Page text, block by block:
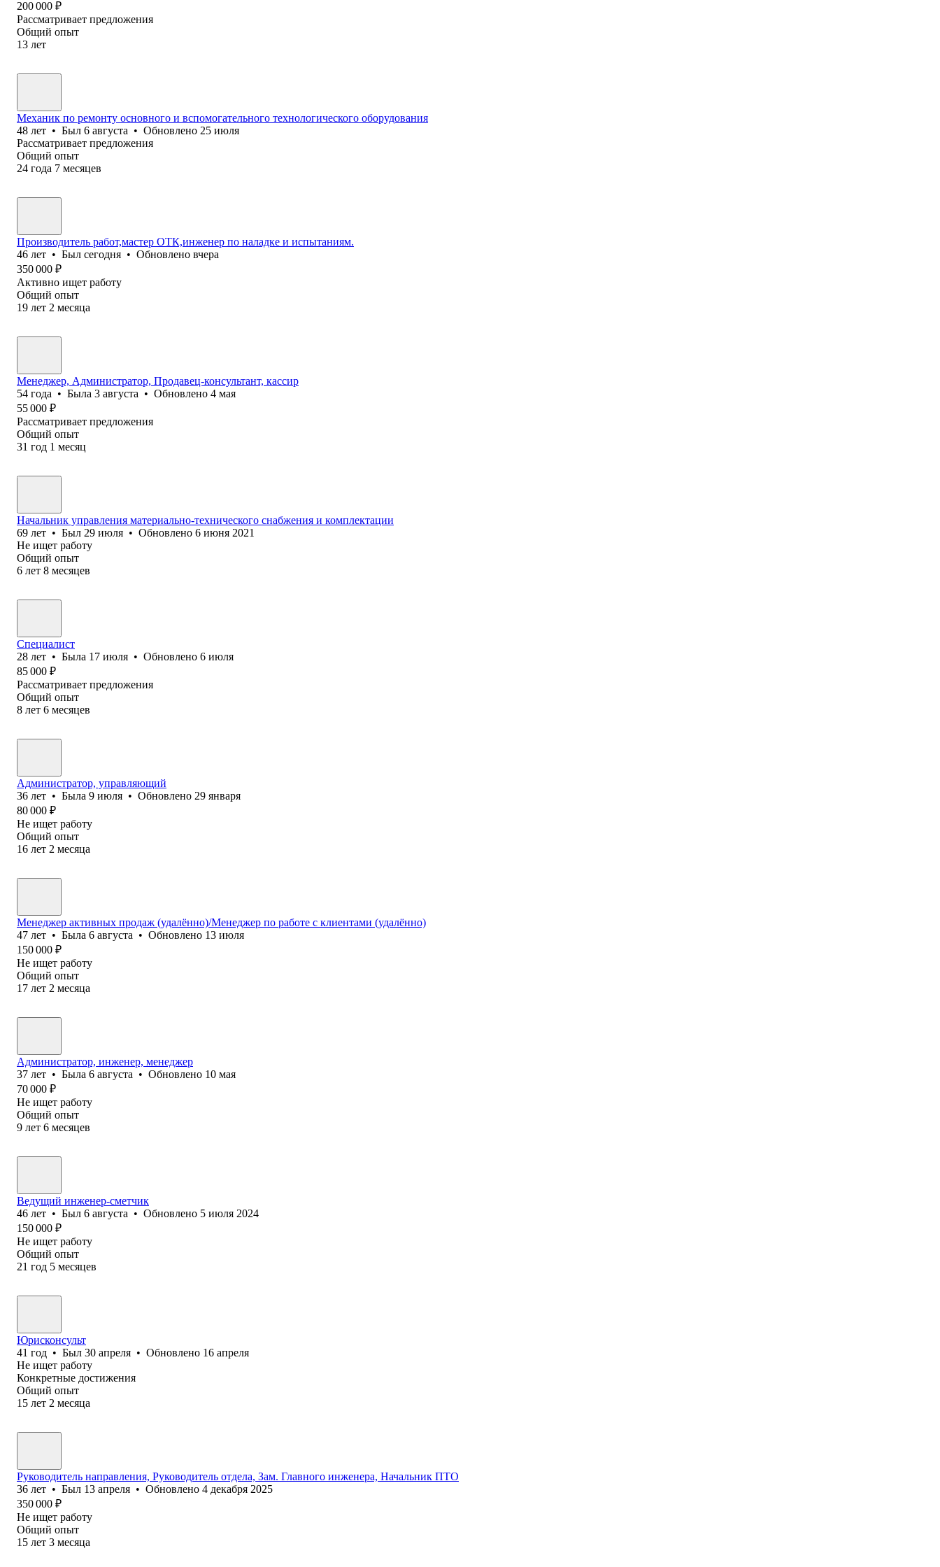
200 000 ₽
Рассматривает предложения
Общий опыт
13 лет
Механик по ремонту основного и вспомогательного технологического оборудования
48 лет • Был 6 августа • Обновлено 25 июля
Рассматривает предложения
Общий опыт
24 года 7 месяцев
Производитель работ,мастер ОТК,инженер по наладке и испытаниям.
46 лет • Был сегодня • Обновлено вчера
350 000 ₽
Активно ищет работу
Общий опыт
19 лет 2 месяца
Менеджер, Администратор, Продавец-консультант, кассир
54 года • Была 3 августа • Обновлено 4 мая
55 000 ₽
Рассматривает предложения
Общий опыт
31 год 1 месяц
Начальник управления материально-технического снабжения и комплектации
69 лет • Был 29 июля • Обновлено 6 июня 2021
Не ищет работу
Общий опыт
6 лет 8 месяцев
Специалист
28 лет • Была 17 июля • Обновлено 6 июля
85 000 ₽
Рассматривает предложения
Общий опыт
8 лет 6 месяцев
Администратор, управляющий
36 лет • Была 9 июля • Обновлено 29 января
80 000 ₽
Не ищет работу
Общий опыт
16 лет 2 месяца
Менеджер активных продаж (удалённо)/Менеджер по работе с клиентами (удалённо)
47 лет • Была 6 августа • Обновлено 13 июля
150 000 ₽
Не ищет работу
Общий опыт
17 лет 2 месяца
Администратор, инженер, менеджер
37 лет • Была 6 августа • Обновлено 10 мая
70 000 ₽
Не ищет работу
Общий опыт
9 лет 6 месяцев
Ведущий инженер-сметчик
46 лет • Был 6 августа • Обновлено 5 июля 2024
150 000 ₽
Не ищет работу
Общий опыт
21 год 5 месяцев
Юрисконсульт
41 год • Был 30 апреля • Обновлено 16 апреля
Не ищет работу
Конкретные достижения
Общий опыт
15 лет 2 месяца
Руководитель направления, Руководитель отдела, Зам. Главного инженера, Начальник ПТО
36 лет • Был 13 апреля • Обновлено 4 декабря 2025
350 000 ₽
Не ищет работу
Общий опыт
15 лет 3 месяца